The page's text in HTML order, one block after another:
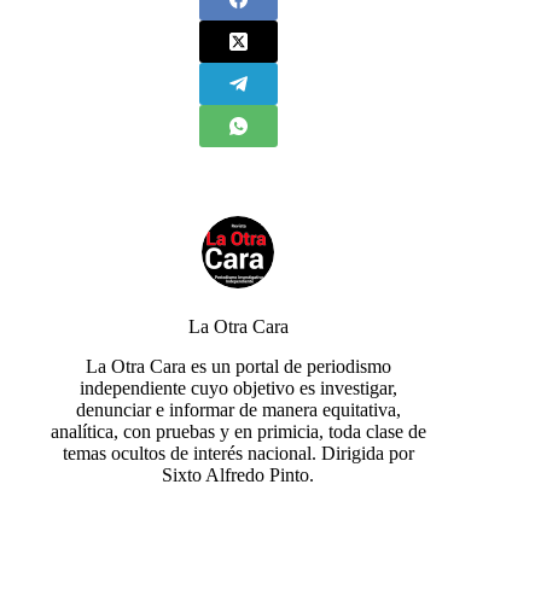
La Otra Cara
La Otra Cara es un portal de periodismo
independiente cuyo objetivo es investigar,
denunciar e informar de manera equitativa,
analítica, con pruebas y en primicia, toda clase de
temas ocultos de interés nacional. Dirigida por
Sixto Alfredo Pinto.